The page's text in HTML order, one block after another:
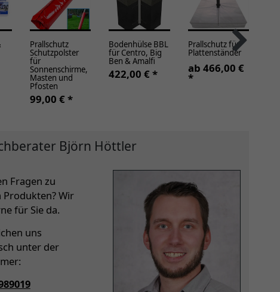
Prallschutz
Schutzpolster
für
Sonnenschirme,
Masten und
Pfosten
99,00 € *
Bodenhülse BBL
für Centro, Big
Ben & Amalfi
422,00 € *
Prallschutz für
Plattenständer
ab 466,00 €
*
Björn Höttler
Fragen zu
Produkten? Wir
für Sie da.
uns
unter der